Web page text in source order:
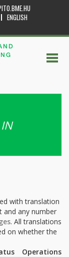
ENGLISH
with translation
and any number
. All translations
on whether the
Operations